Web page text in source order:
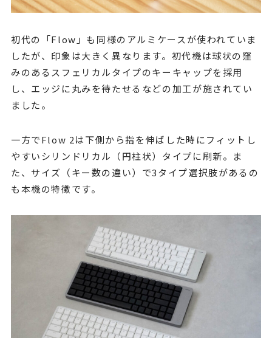
初代の「Flow」も同様のアルミケースが使われていま
したが、印象は大きく異なります。初代機は球状の窪
みのあるスフェリカルタイプのキーキャップを採用
し、エッジに丸みを待たせるなどの加工が施されてい
ました。
一方でFlow 2は下側から指を伸ばした時にフィットし
やすいシリンドリカル（円柱状）タイプに刷新。ま
た、サイズ（キー数の違い）で3タイプ選択肢があるの
も本機の特徴です。